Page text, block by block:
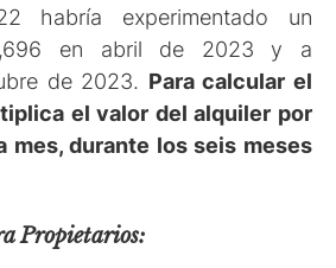
habría experimentado un
en abril de 2023 y a
de 2023. Para calcular el
el valor del alquiler por
mes, durante los seis meses
Propietarios: